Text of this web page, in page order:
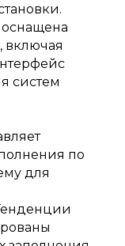
включая
систем
по
для